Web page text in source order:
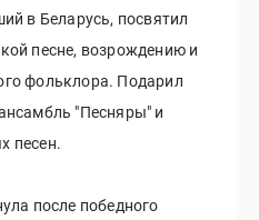
в Беларусь, посвятил
песне, возрождению и
фольклора. Подарил
"Песняры" и
песен.
после победного